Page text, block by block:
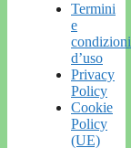
Termini
e
condizioni
d’uso
Privacy
Policy
Cookie
Policy
(UE)